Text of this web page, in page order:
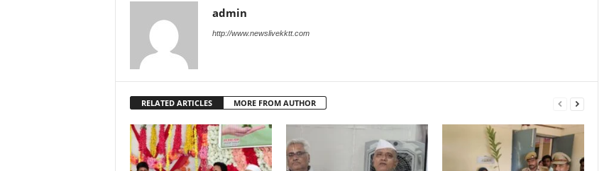
admin
http://www.newslivekktt.com
RELATED ARTICLES MORE FROM AUTHOR